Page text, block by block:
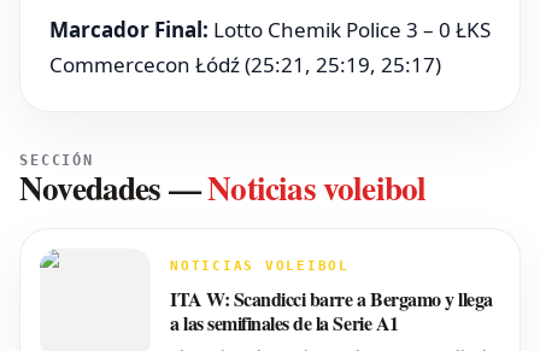
Marcador Final: Lotto Chemik Police 3 – 0 ŁKS
Commercecon Łódź (25:21, 25:19, 25:17)
SECCIÓN
Novedades—Noticias voleibol
NOTICIAS VOLEIBOL
ITA W: Scandicci barre a Bergamo y llega
a las semifinales de la Serie A1